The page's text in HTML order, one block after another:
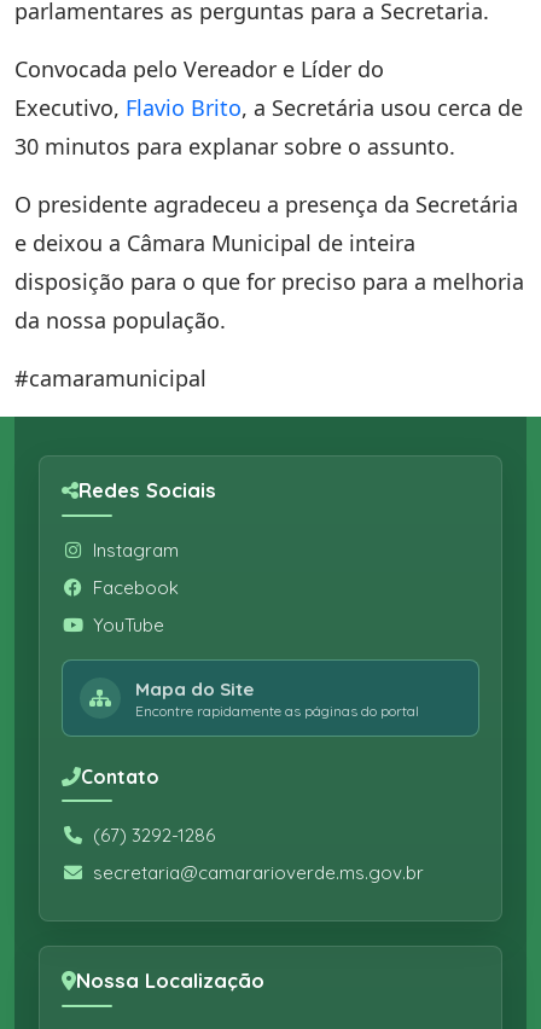
parlamentares as perguntas para a Secretaria.
Convocada pelo Vereador e Líder do
Executivo, Flavio Brito, a Secretária usou cerca de
30 minutos para explanar sobre o assunto.
O presidente agradeceu a presença da Secretária
e deixou a Câmara Municipal de inteira
disposição para o que for preciso para a melhoria
da nossa população.
#camaramunicipal
Redes Sociais
Instagram
Facebook
YouTube
Mapa do Site
Encontre rapidamente as páginas do portal
Contato
(67) 3292-1286
secretaria@camararioverde.ms.gov.br
Nossa Localização